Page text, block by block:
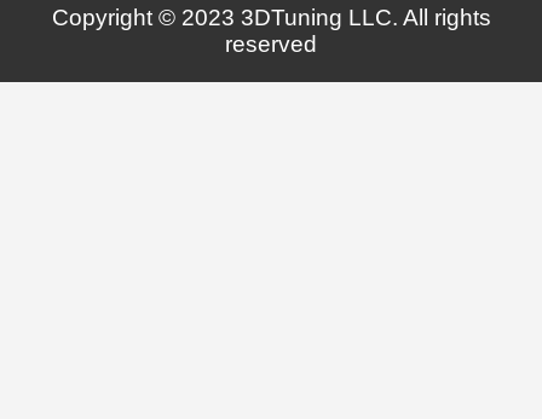
Copyright © 2023 3DTuning LLC. All rights
reserved